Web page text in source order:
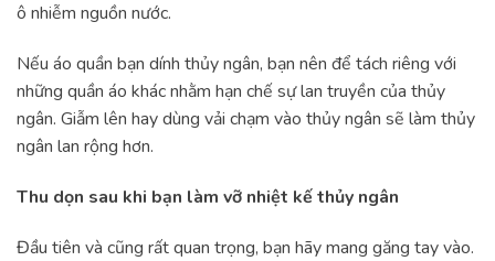
ô nhiễm nguồn nước.
Nếu áo quần bạn dính thủy ngân, bạn nên để tách riêng với
những quần áo khác nhằm hạn chế sự lan truyền của thủy
ngân. Giẫm lên hay dùng vải chạm vào thủy ngân sẽ làm thủy
ngân lan rộng hơn.
Thu dọn sau khi bạn làm vỡ nhiệt kế thủy ngân
Đầu tiên và cũng rất quan trọng, bạn hãy mang găng tay vào.